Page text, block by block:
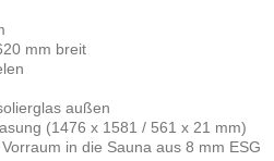
mm breit
außen
(1476 x 1581 / 561 x 21 mm)
in die Sauna aus 8 mm ESG